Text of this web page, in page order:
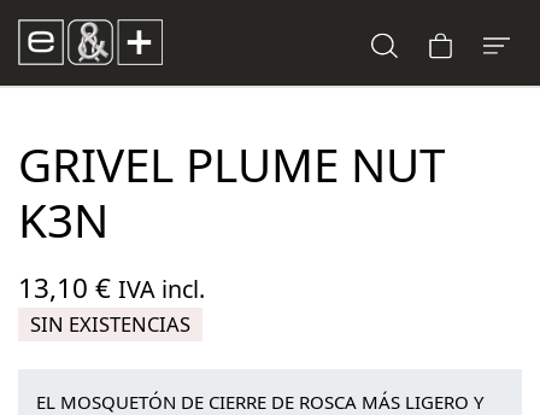
GRIVEL PLUME NUT
K3N
13,10 € IVA incl.
SIN EXISTENCIAS
EL MOSQUETÓN DE CIERRE DE ROSCA MÁS LIGERO Y